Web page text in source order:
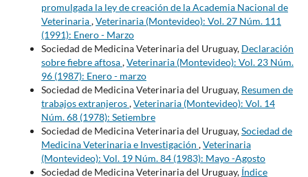
promulgada la ley de creación de la Academia Nacional de
Veterinaria,Veterinaria (Montevideo): Vol. 27 Núm. 111
(1991): Enero - Marzo
Sociedad de Medicina Veterinaria del Uruguay, Declaración
sobre fiebre aftosa,Veterinaria (Montevideo): Vol. 23 Núm.
96 (1987): Enero - marzo
Sociedad de Medicina Veterinaria del Uruguay, Resumen de
trabajos extranjeros,Veterinaria (Montevideo): Vol. 14
Núm. 68 (1978): Setiembre
Sociedad de Medicina Veterinaria del Uruguay,Sociedad de
Medicina Veterinaria e Investigación ,Veterinaria
(Montevideo): Vol. 19 Núm. 84 (1983): Mayo -Agosto
Sociedad de Medicina Veterinaria del Uruguay, Índice